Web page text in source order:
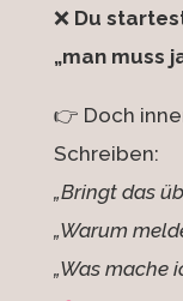
❌ Du
„man muss
👉 Doch
Schreiben:
„Bringt das
„Warum
„Was mache